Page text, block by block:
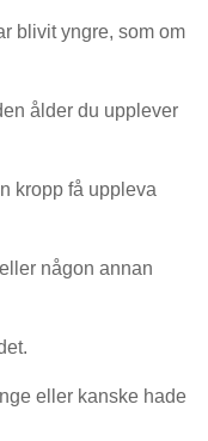
blivit yngre, som om
ålder du upplever
kropp få uppleva
någon annan
eller kanske hade